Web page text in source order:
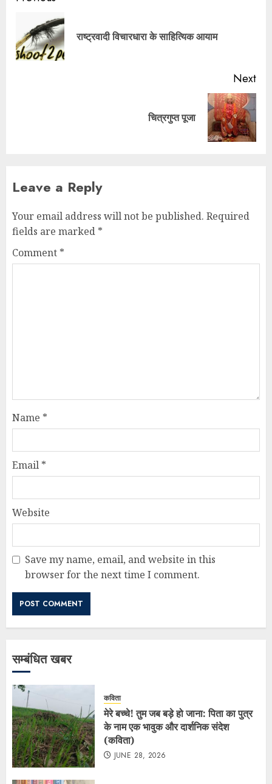
राष्ट्रवादी विचारधारा के साहित्यिक आयाम
Next
चित्रगुप्त पूजा
Leave a Reply
Your email address will not be published. Required
fields are marked *
Comment *
Name *
Email *
Website
Save my name, email, and website in this
browser for the next time I comment.
सम्बंधित खबर
कविता
मेरे बच्चे! तुम जब बड़े हो जाना: पिता का पुत्र
के नाम एक भावुक और दार्शनिक संदेश
(कविता)
JUNE 28, 2026